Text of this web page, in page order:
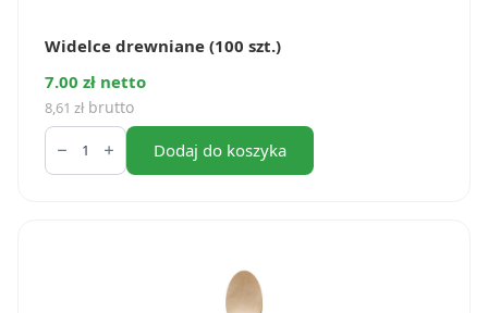
Widelce drewniane (100 szt.)
7.00 zł netto
8,61 zł brutto
ilość
Widelce
drewniane
Dodaj do koszyka